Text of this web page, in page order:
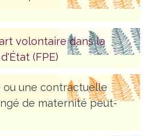
volontaire dans la
(FPE)
une contractuelle
de maternité peut-